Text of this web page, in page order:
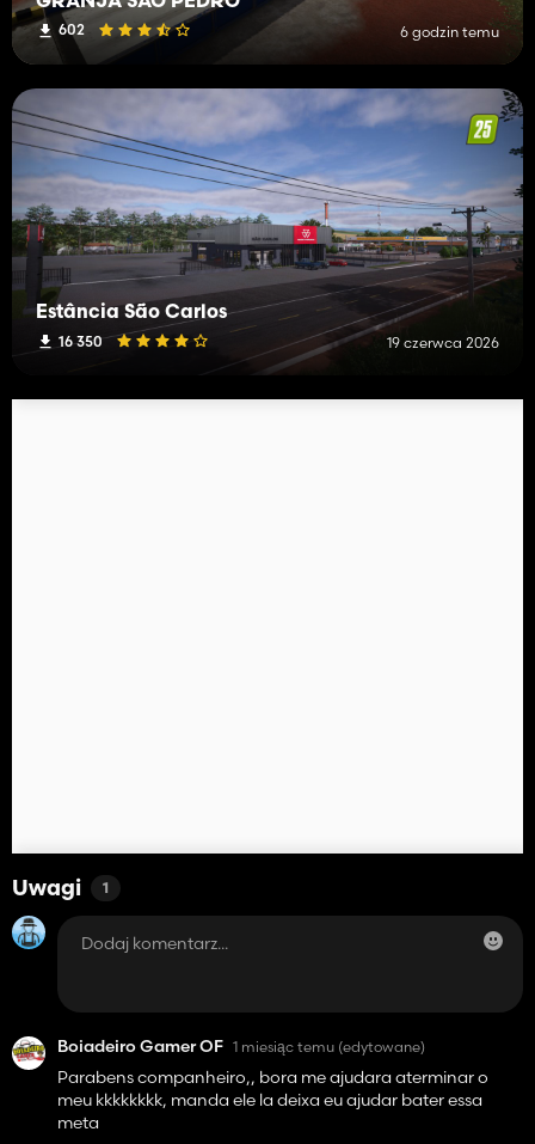
602 6 godzin temu
Estância São Carlos
16 350 19 czerwca 2026
Uwagi 1
Boiadeiro Gamer OF 1 miesiąc temu (edytowane)
Parabens companheiro,, bora me ajudara aterminar o
meu kkkkkkkk, manda ele la deixa eu ajudar bater essa
meta